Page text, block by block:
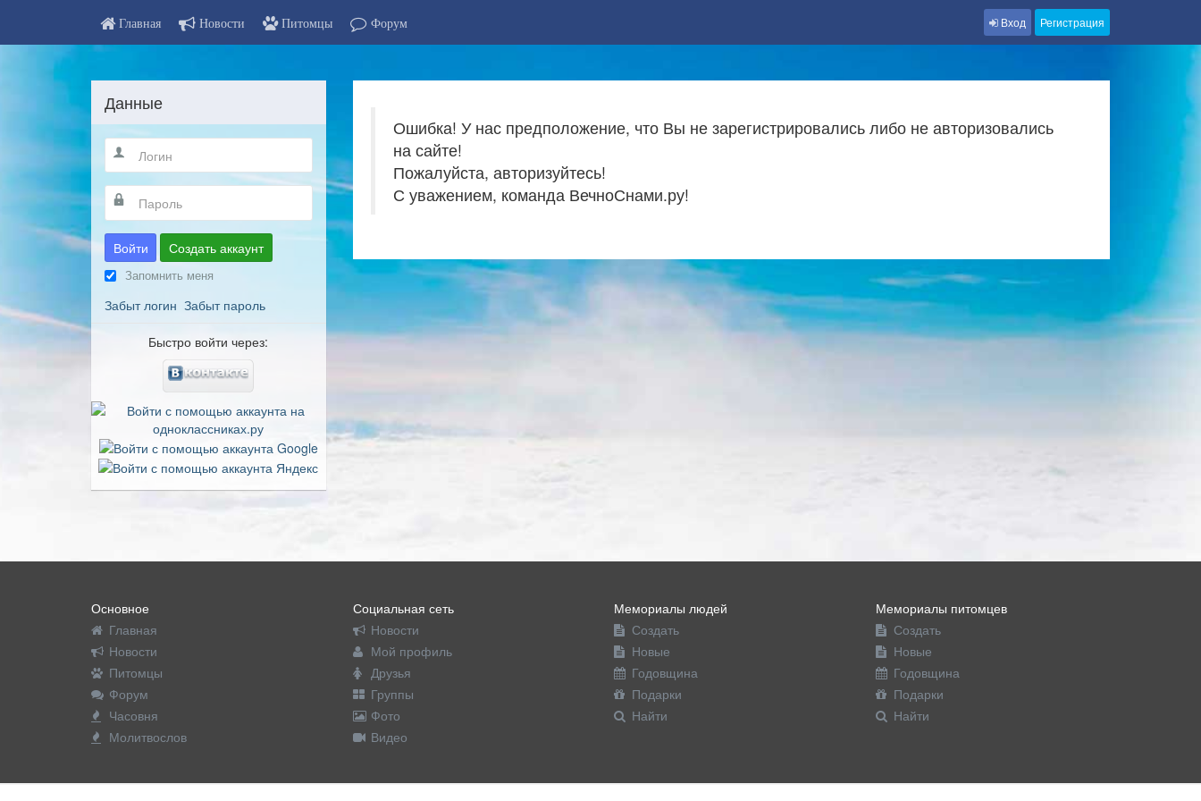
Главная Новости Питомцы Форум Вход Регистрация
Ошибка! У нас предположение, что Вы не зарегистрировались либо не авторизовались
на сайте!
Пожалуйста, авторизуйтесь!
С уважением, команда ВечноСнами.ру!
Данные
Войти Создать аккаунт
Запомнить меня
Забыт логин Забыт пароль
Быстро войти через:
Основное
Главная
Новости
Питомцы
Форум
Часовня
Молитвослов
Социальная сеть
Новости
Мой профиль
Друзья
Группы
Фото
Видео
Мемориалы людей
Создать
Новые
Годовщина
Подарки
Найти
Мемориалы питомцев
Создать
Новые
Годовщина
Подарки
Найти